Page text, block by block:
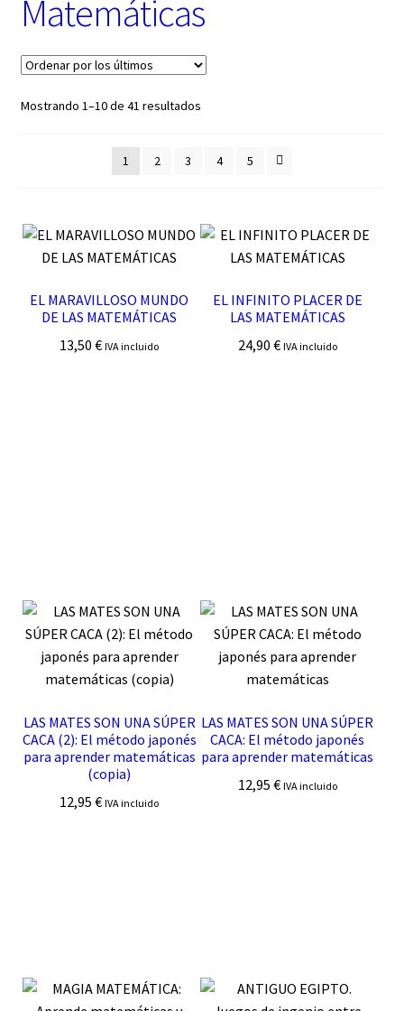
o
í
Matemáticas
Mostrando 1–10 de 41 resultadosOrdenado
últimos
1 2 3 4 5
EL MARAVILLOSO MUNDO
DE LAS MATEMÁTICAS
13,50€ IVA incluido
EL INFINITO PLACER DE
LAS MATEMÁTICAS
24,90 € IVA incluido
LAS MATES SON UNA SÚPER
CACA (2): El método japonés
para aprender matemáticas
(copia)
12,95€ IVA incluido
LAS MATES SON UNA SÚPER
CACA: El método japonés
para aprender matemáticas
12,95 € IVA incluido